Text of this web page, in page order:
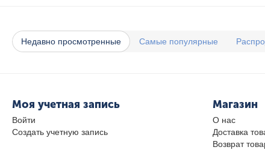
Недавно просмотренные Самые популярные
Моя учетная запись
Войти
Создать учетную запись
Магазин
О нас
Доставка
Возврат